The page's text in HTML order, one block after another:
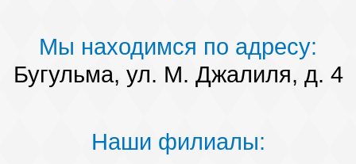
Мы находимся по адресу:
Бугульма, ул. М. Джалиля, д. 4
Наши филиалы: